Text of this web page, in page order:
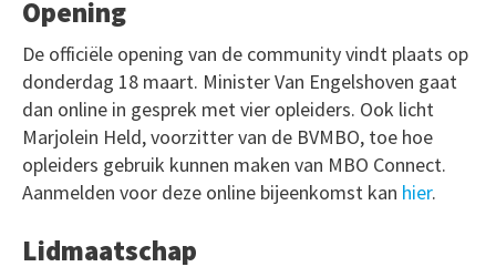
Opening
De officiële opening van de community vindt plaats op
donderdag 18 maart. Minister Van Engelshoven gaat
dan online in gesprek met vier opleiders. Ook licht
Marjolein Held, voorzitter van de BVMBO, toe hoe
opleiders gebruik kunnen maken van MBO Connect.
Aanmelden voor deze online bijeenkomst kan hier.
Lidmaatschap